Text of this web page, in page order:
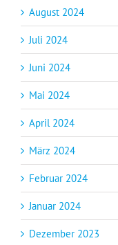
August 2024
Juli 2024
Juni 2024
Mai 2024
April 2024
März 2024
Februar 2024
Januar 2024
Dezember 2023